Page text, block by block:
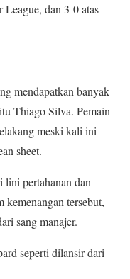
dan 3-0 atas
mendapatkan banyak
Thiago Silva. Pemain
meski kali ini
sheet.
lini pertahanan dan
kemenangan tersebut,
sang manajer.
seperti dilansir dari